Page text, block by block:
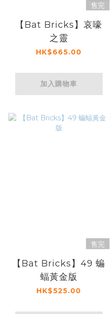
售完
【Bat Bricks】哀嚎
之靈
HK$665.00
加入購物車
售完
【Bat Bricks】49 蝙
蝠黃金版
HK$525.00